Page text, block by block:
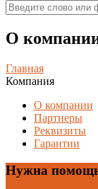
О
Главная
Компания
О компании
Партнеры
Реквизиты
Гарантии
Нужна